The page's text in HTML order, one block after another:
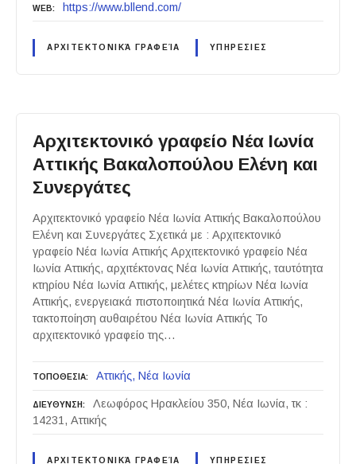
WEB https://www.bllend.com/
ΑΡΧΙΤΕΚΤΟΝΙΚΆ ΓΡΑΦΕΊΑ ΥΠΗΡΕΣΙΕΣ
Αρχιτεκτονικό γραφείο Νέα Ιωνία
Αττικής Βακαλοπούλου Ελένη και
Συνεργάτες
Αρχιτεκτονικό γραφείο Νέα Ιωνία Αττικής Βακαλοπούλου
Ελένη και Συνεργάτες Σχετικά με : Αρχιτεκτονικό
γραφείο Νέα Ιωνία Αττικής Αρχιτεκτονικό γραφείο Νέα
Ιωνία Αττικής, αρχιτέκτονας Νέα Ιωνία Αττικής, ταυτότητα
κτηρίου Νέα Ιωνία Αττικής, μελέτες κτηρίων Νέα Ιωνία
Αττικής, ενεργειακά πιστοποιητικά Νέα Ιωνία Αττικής,
τακτοποίηση αυθαιρέτου Νέα Ιωνία Αττικής Το
αρχιτεκτονικό γραφείο της…
ΤΟΠΟΘΕΣΙΑ Αττικής Νέα Ιωνία
ΔΙΕΥΘΥΝΣΗ
Λεωφόρος Ηρακλείου 350, Νέα Ιωνία, τκ :
14231, Αττικής
ΑΡΧΙΤΕΚΤΟΝΙΚΆ ΓΡΑΦΕΊΑ ΥΠΗΡΕΣΙΕΣ